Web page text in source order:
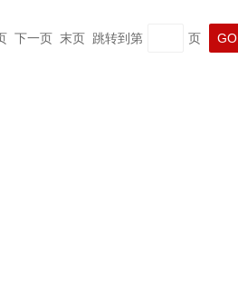
下一页 末页 跳转到第 页